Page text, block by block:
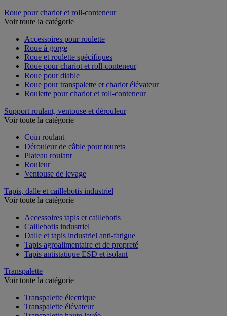
Roue pour chariot et roll-conteneur
Voir toute la catégorie
Accessoires pour roulette
Roue à gorge
Roue et roulette spécifiques
Roue pour chariot et roll-conteneur
Roue pour diable
Roue pour transpalette et chariot élévateur
Roulette pour chariot et roll-conteneur
Support roulant, ventouse et dérouleur
Voir toute la catégorie
Coin roulant
Dérouleur de câble pour tourets
Plateau roulant
Rouleur
Ventouse de levage
Tapis, dalle et caillebotis industriel
Voir toute la catégorie
Accessoires tapis et caillebotis
Caillebotis industriel
Dalle et tapis industriel anti-fatigue
Tapis agroalimentaire et de propreté
Tapis antistatique ESD et isolant
Transpalette
Voir toute la catégorie
Transpalette électrique
Transpalette élévateur